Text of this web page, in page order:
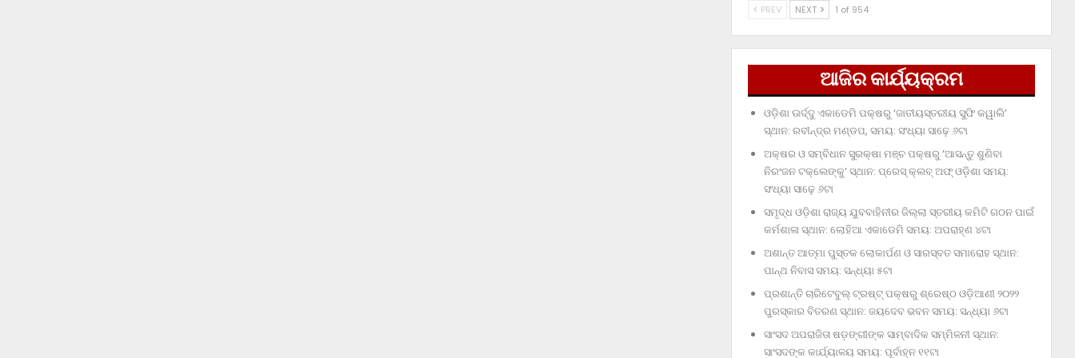
PREV NEXT 1 of 954
ଆଜିର କାର୍ଯ୍ୟକ୍ରମ
ଓଡ଼ିଶା ଊର୍ଦ୍ଦୁ ଏକାଡେମି ପକ୍ଷରୁ ‘ଜାତୀୟସ୍ତରୀୟ ସୁଫି କୱାଲି’
ସ୍ଥାନ: ରବୀନ୍ଦ୍ର ମଣ୍ଡପ, ସମୟ: ସଂଧ୍ୟା ସାଢ଼େ ୬ଟା
ଅକ୍ଷର ଓ ସମ୍ବିଧାନ ସୁରକ୍ଷା ମଞ୍ଚ ପକ୍ଷରୁ ‘ଆସନ୍ତୁ ଶୁଣିବା
ନିରଂଜନ ଟକ୍‌ଲେଙ୍କୁ’ ସ୍ଥାନ: ପ୍ରେସ୍‌ କ୍ଲବ୍‌ ଅଫ୍‌ ଓଡ଼ିଶା ସମୟ:
ସଂଧ୍ୟା ସାଢ଼େ ୬ଟା
ସମୃଦ୍ଧ ଓଡ଼ିଶା ରାଜ୍ୟ ଯୁବବାହିନୀର ଜିଲ୍ଲା ସ୍ତରୀୟ କମିଟି ଗଠନ ପାଇଁ
କର୍ମଶାଳା ସ୍ଥାନ: ଲୋହିଆ ଏକାଡେମି ସମୟ: ଅପରାହ୍‌ଣ ୪ଟା
ଅଶାନ୍ତ ଆତ୍ମା ପୁସ୍ତକ ଲୋକାର୍ପଣ ଓ ସାରସ୍ବତ ସମାରୋହ ସ୍ଥାନ:
ପାନ୍ଥ ନିବାସ ସମୟ: ସନ୍ଧ୍ୟା ୫ଟା
ପ୍ରଶାନ୍ତି ଚାରିଟେବୁଲ୍‌ ଟ୍ରଷ୍ଟ୍‌ ପକ୍ଷରୁ ଶ୍ରେଷ୍ଠ ଓଡ଼ିଆଣୀ ୨୦୨୨
ପୁରସ୍କାର ବିତରଣ ସ୍ଥାନ: ଜୟଦେବ ଭବନ ସମୟ: ସନ୍ଧ୍ୟା ୬ଟା
ସାଂସଦ ଅପରାଜିତା ଷଡ଼ଙ୍ଗୀଙ୍କ ସାମ୍ବାଦିକ ସମ୍ମିଳନୀ ସ୍ଥାନ:
ସାଂସଦଙ୍କ କାର୍ଯ୍ୟାଳୟ ସମୟ: ପୂର୍ବାହ୍ନ ୧୧ଟା